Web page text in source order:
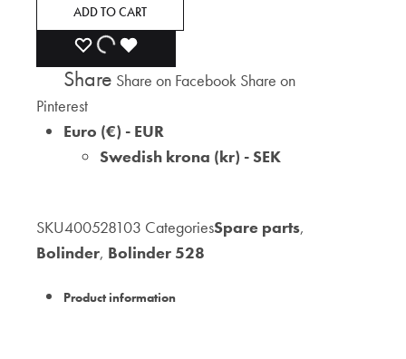
ADD TO CART
ADD
TO
ADDING
TO TO
Share Share on Facebook Share on
Pinterest
Euro (€) - EUR
Swedish krona (kr) - SEK
SKU400528103 CategoriesSpare parts,
Bolinder, Bolinder 528
Product information